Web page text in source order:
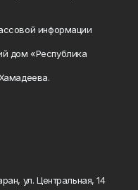
информации
дом «Республика
ул. Центральная, 14